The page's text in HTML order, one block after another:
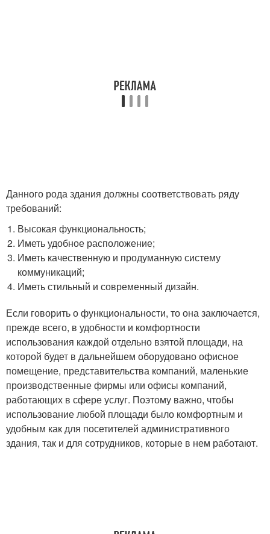
Данного рода здания должны соответствовать ряду
требований:
Высокая функциональность;
Иметь удобное расположение;
Иметь качественную и продуманную систему
коммуникаций;
Иметь стильный и современный дизайн.
Если говорить о функциональности, то она заключается,
прежде всего, в удобности и комфортности
использования каждой отдельно взятой площади, на
которой будет в дальнейшем оборудовано офисное
помещение, представительства компаний, маленькие
производственные фирмы или офисы компаний,
работающих в сфере услуг. Поэтому важно, чтобы
использование любой площади было комфортным и
удобным как для посетителей административного
здания, так и для сотрудников, которые в нем работают.